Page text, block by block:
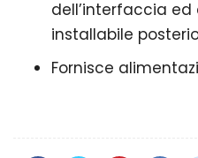
dell’interfaccia
installabile
Fornisce